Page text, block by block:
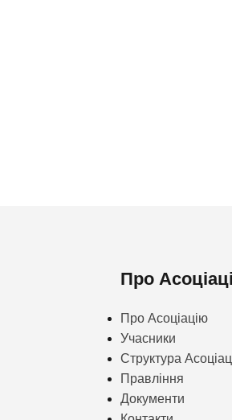
Про
Про Асоціацію
Учасники
Структура
Правління
Документи